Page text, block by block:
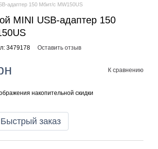
адаптер 150 Мбит/с MW150US
MINI USB-адаптер 150
3479178 Оставить отзыв
К сравнению
накопительной скидки
Быстрый заказ